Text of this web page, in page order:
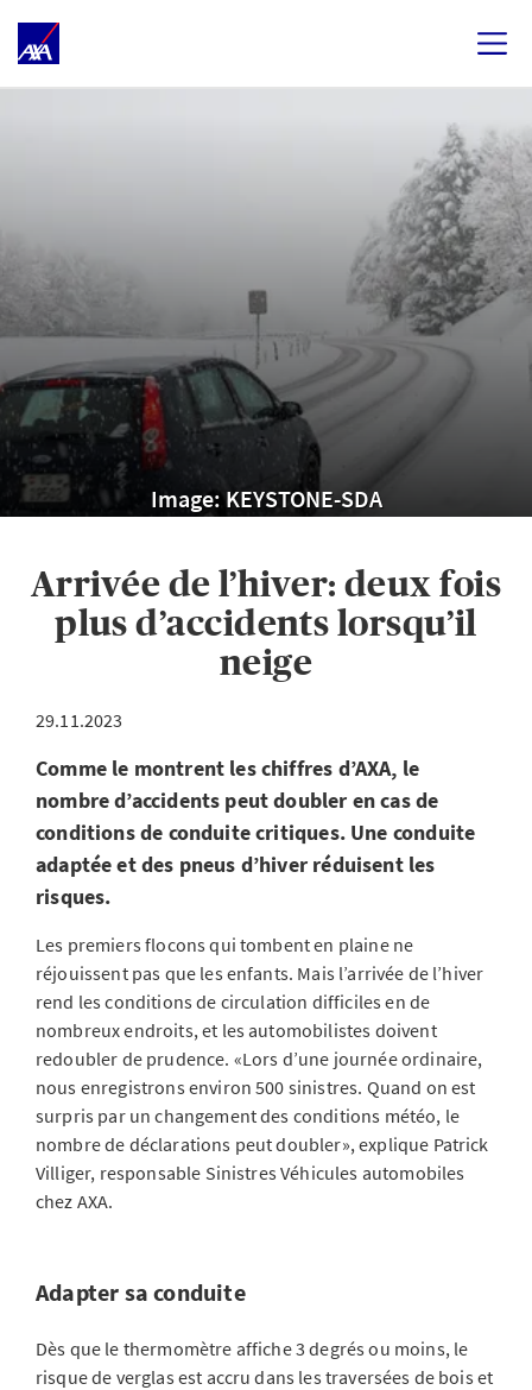
Image: KEYSTONE-SDA
Arrivée de l’hiver: deux fois
plus d’accidents lorsqu’il
neige
29.11.2023
Comme le montrent les chiffres d’AXA, le
nombre d’accidents peut doubler en cas de
conditions de conduite critiques. Une conduite
adaptée et des pneus d’hiver réduisent les
risques.
Les premiers flocons qui tombent en plaine ne
réjouissent pas que les enfants. Mais l’arrivée de l’hiver
rend les conditions de circulation difficiles en de
nombreux endroits, et les automobilistes doivent
redoubler de prudence. «Lors d’une journée ordinaire,
nous enregistrons environ 500 sinistres. Quand on est
surpris par un changement des conditions météo, le
nombre de déclarations peut doubler», explique Patrick
Villiger, responsable Sinistres Véhicules automobiles
chez AXA.
Adapter sa conduite
Dès que le thermomètre affiche 3 degrés ou moins, le
risque de verglas est accru dans les traversées de bois et